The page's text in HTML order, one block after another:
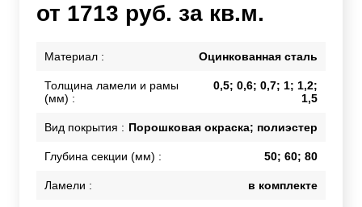
от 1713 руб. за кв.м.
Материал : Оцинкованная сталь
Толщина ламели и рамы
(мм) :
0,5; 0,6; 0,7; 1; 1,2;
1,5
Вид покрытия : Порошковая окраска; полиэстер
Глубина секции (мм) : 50; 60; 80
Ламели : в комплекте